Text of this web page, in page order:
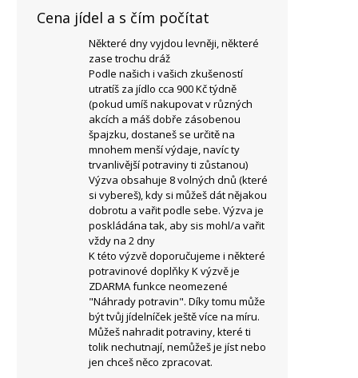
Cena jídel a s čím počítat
Některé dny vyjdou levněji, některé
zase trochu dráž
Podle našich i vašich zkušeností
utratíš za jídlo cca 900 Kč týdně
(pokud umíš nakupovat v různých
akcích a máš dobře zásobenou
špajzku, dostaneš se určitě na
mnohem menší výdaje, navíc ty
trvanlivější potraviny ti zůstanou)
Výzva obsahuje 8 volných dnů (které
si vybereš), kdy si můžeš dát nějakou
dobrotu a vařit podle sebe. Výzva je
poskládána tak, aby sis mohl/a vařit
vždy na 2 dny
K této výzvě doporučujeme i některé
potravinové doplňky K výzvě je
ZDARMA funkce neomezené
"Náhrady potravin". Díky tomu může
být tvůj jídelníček ještě více na míru.
Můžeš nahradit potraviny, které ti
tolik nechutnají, nemůžeš je jíst nebo
jen chceš něco zpracovat.